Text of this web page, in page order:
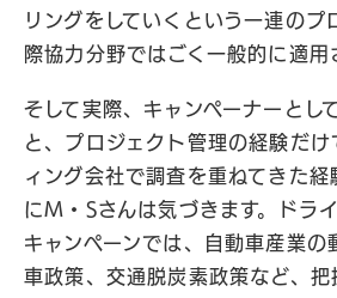
リングをしていくという一連のプ
際協力分野ではごく一般的に適用
そして実際、キャンペーナーとし
と、プロジェクト管理の経験だけ
ィング会社で調査を重ねてきた経
にM・Sさんは気づきます。ドラ
キャンペーンでは、自動車産業の
車政策、交通脱炭素政策など、把